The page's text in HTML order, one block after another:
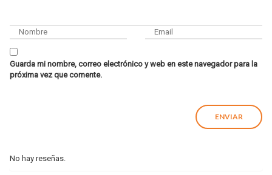
Guarda mi nombre, correo electrónico y web en este navegador para la
próxima vez que comente.
No hay reseñas.